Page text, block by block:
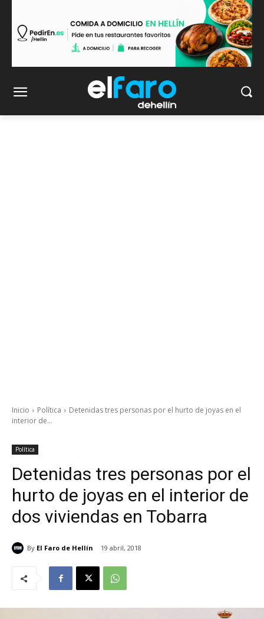
Inicio Política
Detenidas tres personas por el hurto de joyas en el
interior de...
Política
Detenidas tres personas por el
hurto de joyas en el interior de
dos viviendas en Tobarra
By El Faro de Hellín 19 abril, 2018